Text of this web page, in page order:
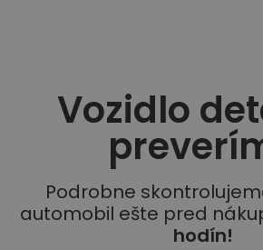
Vozidlo
Podrobne
automobil ešte pred
hodín!